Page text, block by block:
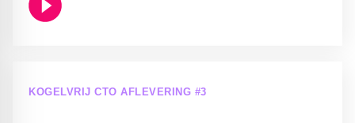
KOGELVRIJ CTO AFLEVERING #3